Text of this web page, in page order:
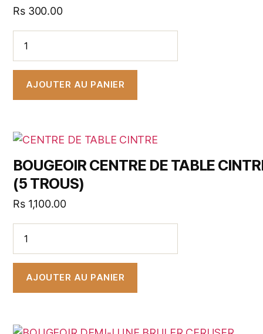
Rs 300.00
AJOUTER AU PANIER
BOUGEOIR CENTRE DE TABLE
(5 TROUS)
Rs 1,100.00
AJOUTER AU PANIER